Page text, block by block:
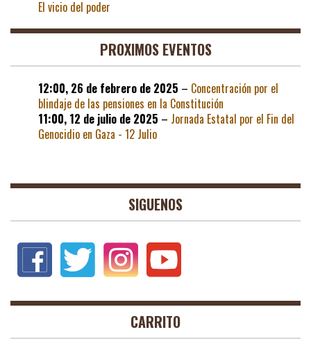
El vicio del poder
PROXIMOS EVENTOS
12:00, 26 de febrero de 2025 – Concentración por el
blindaje de las pensiones en la Constitución
11:00, 12 de julio de 2025 – Jornada Estatal por el Fin del
Genocidio en Gaza - 12 Julio
SIGUENOS
CARRITO